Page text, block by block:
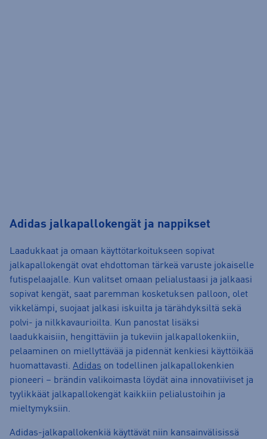
Adidas jalkapallokengät ja nappikset
Laadukkaat ja omaan käyttötarkoitukseen sopivat
jalkapallokengät ovat ehdottoman tärkeä varuste jokaiselle
futispelaajalle. Kun valitset omaan pelialustaasi ja jalkaasi
sopivat kengät, saat paremman kosketuksen palloon, olet
vikkelämpi, suojaat jalkasi iskuilta ja tärähdyksiltä sekä
polvi- ja nilkkavaurioilta. Kun panostat lisäksi
laadukkaisiin, hengittäviin ja tukeviin jalkapallokenkiin,
pelaaminen on miellyttävää ja pidennät kenkiesi käyttöikää
huomattavasti. Adidas on todellinen jalkapallokenkien
pioneeri – brändin valikoimasta löydät aina innovatiiviset ja
tyylikkäät jalkapallokengät kaikkiin pelialustoihin ja
mieltymyksiin.
Adidas-jalkapallokenkiä käyttävät niin kansainvälisissä